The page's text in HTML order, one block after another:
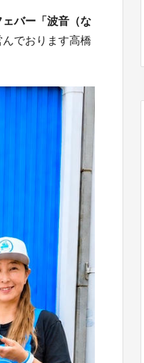
バー「波音（な
んでおります高橋